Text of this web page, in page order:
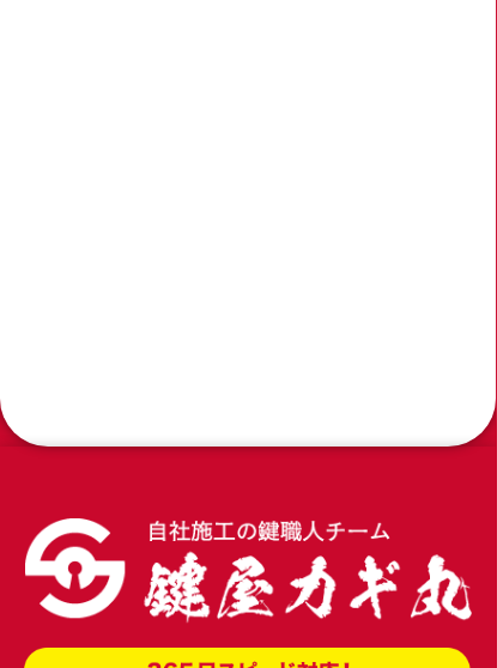
4600に加工交換
2026.04.02
玄関引き戸のトステム錠でKH-208を交換